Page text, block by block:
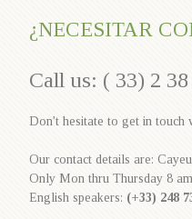
¿NECESITAR
Call us: ( 33) 2
Don't hesitate to get in touch
Our contact details are:
Only Mon thru Thursday 8
English speakers: (+33) 248